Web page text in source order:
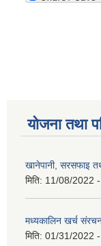
योजना तथा
खानेपानी, सरसफाइ
मिति: 11/08/2022
मध्यकालिन खर्च
मिति: 01/31/2022